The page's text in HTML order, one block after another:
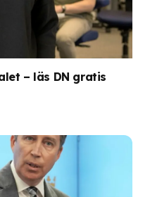
– läs DN gratis